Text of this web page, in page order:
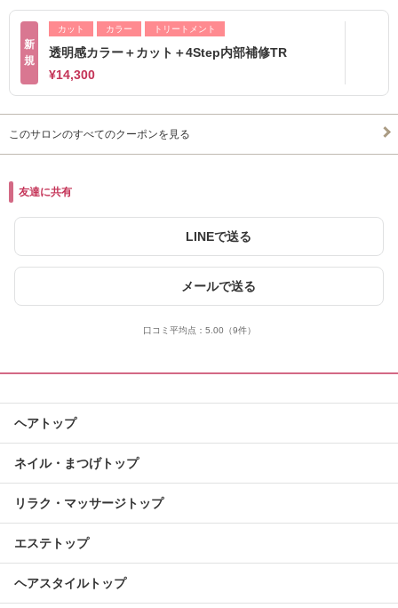
新
規
カット カラー トリートメント
透明感カラー＋カット＋4Step内部補修TR
¥14,300
このサロンのすべてのクーポンを見る
友達に共有
LINEで送る
メールで送る
口コミ平均点： 5.00 （9件）
ヘアトップ
ネイル・まつげトップ
リラク・マッサージトップ
エステトップ
ヘアスタイルトップ